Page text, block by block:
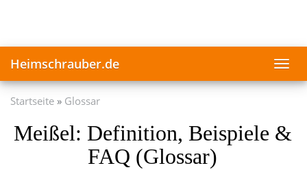
Heimschrauber.de
Startseite Glossar
Meißel: Definition, Beispiele &
FAQ (Glossar)